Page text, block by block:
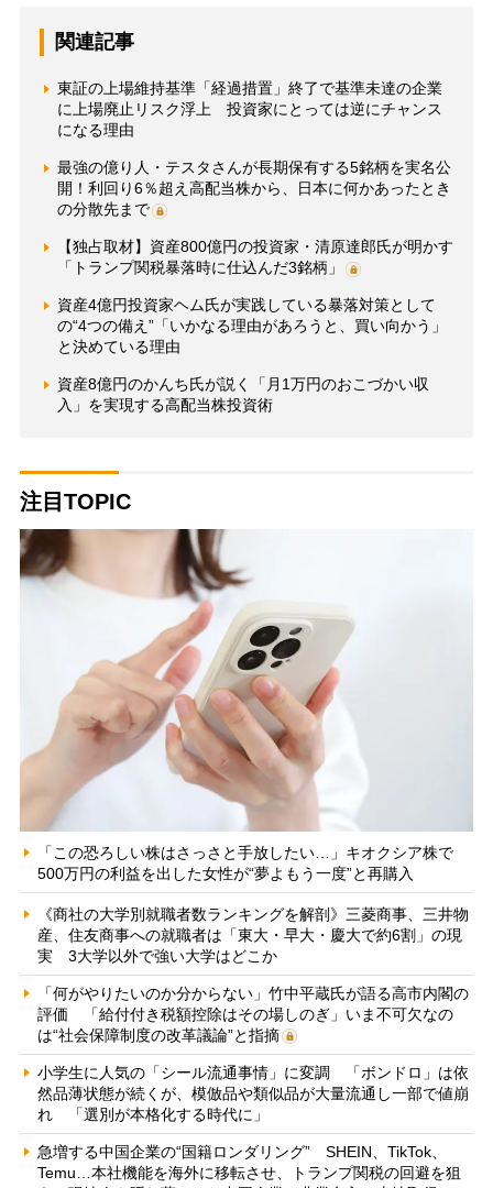
関連記事
東証の上場維持基準「経過措置」終了で基準未達の企業
に上場廃止リスク浮上 投資家にとっては逆にチャンス
になる理由
最強の億り人・テスタさんが長期保有する5銘柄を実名公
開！利回り6％超え高配当株から、日本に何かあったとき
の分散先まで
【独占取材】資産800億円の投資家・清原達郎氏が明かす
「トランプ関税暴落時に仕込んだ3銘柄」
資産4億円投資家ヘム氏が実践している暴落対策として
の“4つの備え”「いかなる理由があろうと、買い向かう」
と決めている理由
資産8億円のかんち氏が説く「月1万円のおこづかい収
入」を実現する高配当株投資術
注目TOPIC
「この恐ろしい株はさっさと手放したい…」キオクシア株で
500万円の利益を出した女性が“夢よもう一度”と再購入
《商社の大学別就職者数ランキングを解剖》三菱商事、三井物
産、住友商事への就職者は「東大・早大・慶大で約6割」の現
実 3大学以外で強い大学はどこか
「何がやりたいのか分からない」竹中平蔵氏が語る高市内閣の
評価 「給付付き税額控除はその場しのぎ」いま不可欠なの
は“社会保障制度の改革議論”と指摘
小学生に人気の「シール流通事情」に変調 「ボンドロ」は依
然品薄状態が続くが、模倣品や類似品が大量流通し一部で値崩
れ 「選別が本格化する時代に」
急増する中国企業の“国籍ロンダリング” SHEIN、TikTok、
Temu…本社機能を海外に移転させ、トランプ関税の回避を狙